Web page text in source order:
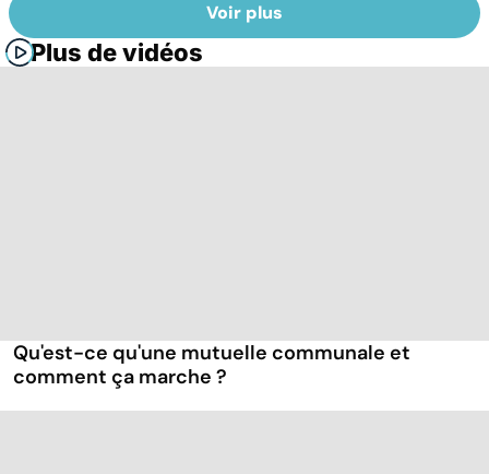
Voir plus
Plus de vidéos
Qu'est-ce qu'une mutuelle communale et
comment ça marche ?